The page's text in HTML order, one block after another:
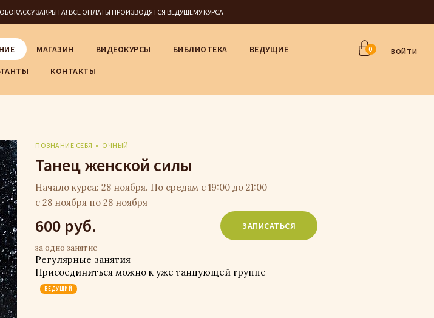
ЗАКРЫТА! ВСЕ ОПЛАТЫ ПРОИЗВОДЯТСЯ ВЕДУЩЕМУ КУРСА
0 ВОЙТИ
МАГАЗИН ВИДЕОКУРСЫ БИБЛИОТЕКА
ВЕДУЩИЕ
КОНТАКТЫ
ПОЗНАНИЕ СЕБЯ ОЧНЫЙ
Танец женской силы
Начало курса: 28 ноября. По средам с 19:00 до 21:00
с 28 ноября по 28 ноября
ЗАПИСАТЬСЯ
600 руб.
за одно занятие
Регулярные занятия
Присоединиться можно к уже танцующей группе
ВЕДУЩИЙ